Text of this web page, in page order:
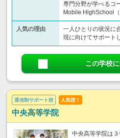
専門分野が学べるコ
Mobile HighSchool（
人気の理由
一人ひとりの状況に
現に向けてサポート
この学校
通信制サポート校 人気校！
中央高等学院
中央高等学院は